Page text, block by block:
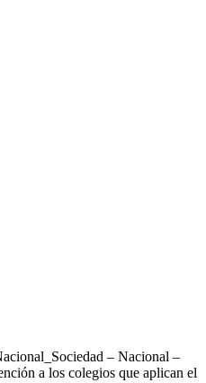
– Nacional –
a los colegios que aplican el